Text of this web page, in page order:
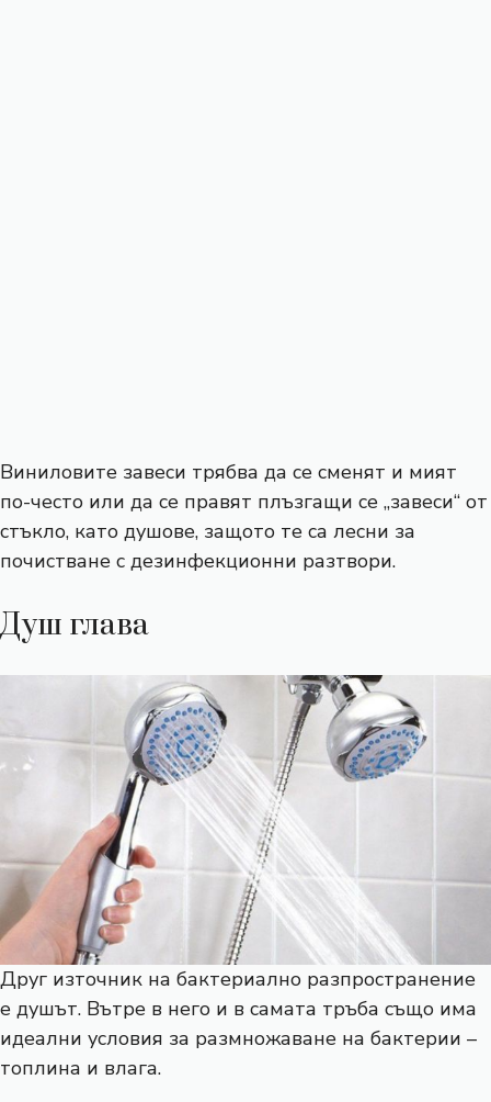
Виниловите завеси трябва да се сменят и мият
по-често или да се правят плъзгащи се „завеси“ от
стъкло, като душове, защото те са лесни за
почистване с дезинфекционни разтвори.
Душ глава
Друг източник на бактериално разпространение
е душът. Вътре в него и в самата тръба също има
идеални условия за размножаване на бактерии –
топлина и влага.